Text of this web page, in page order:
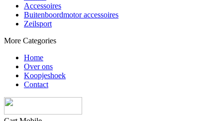
Accessoires
Buitenboordmotor accessoires
Zeilsport
More Categories
Home
Over ons
Koopjeshoek
Contact